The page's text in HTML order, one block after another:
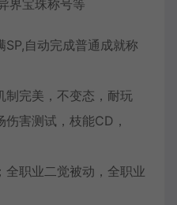
界宝珠称号等
自动完成普通成就称
完美，不变态，耐玩
害测试，枝能CD，
职业二觉被动，全职业